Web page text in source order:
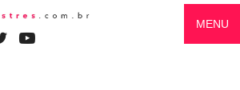
MENU